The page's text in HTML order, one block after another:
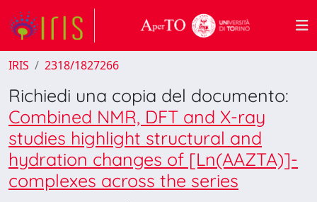
IRIS 2318/1827266
Richiedi una copia del documento:
Combined NMR, DFT and X-ray
studies highlight structural and
hydration changes of [Ln(AAZTA)]-
complexes across the series